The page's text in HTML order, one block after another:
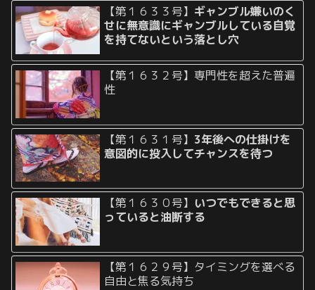
【第１６３３号】 ギャンブル嫌いのく
せに無意識にギャンブルしている自覚
を持てないという落とし穴
【第１６３２号】専門性を超えた普遍
性
【第１６３１号】 3年後への仕掛けを
意図的に投入してチャンスを待つ
【第１６３０号】 いつでもできると思
っていると油断する
【第１６２９号】タイミングを選べる
自由と焦る気持ち